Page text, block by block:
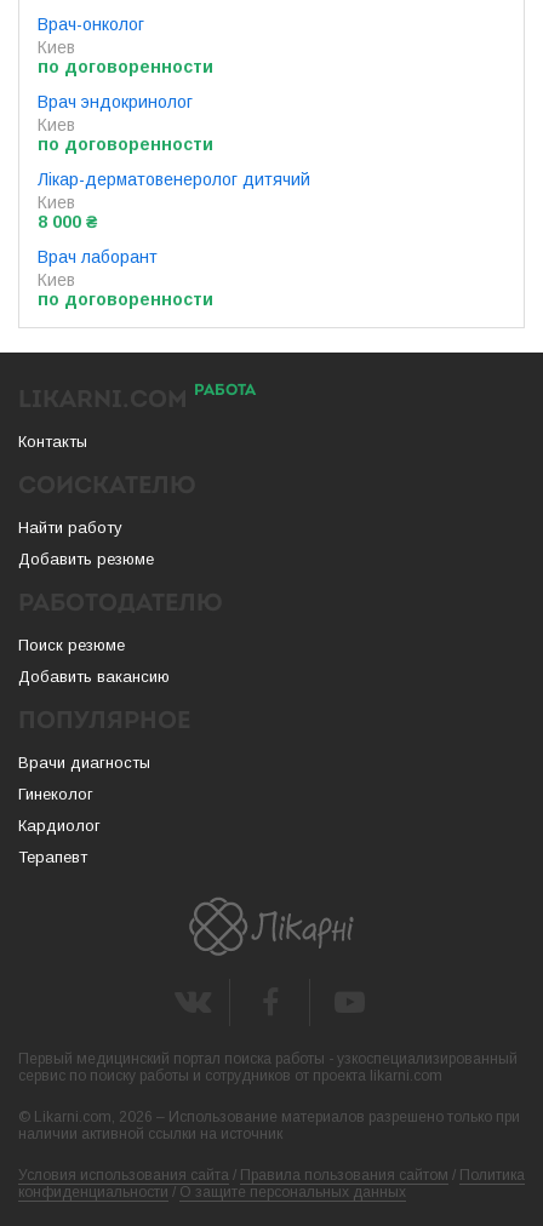
Врач-онколог
Киев
по договоренности
Врач эндокринолог
Киев
по договоренности
Лікар-дерматовенеролог дитячий
Киев
8 000 ₴
Врач лаборант
Киев
по договоренности
РАБОТА
Контакты
Найти работу
Добавить резюме
Поиск резюме
Добавить вакансию
Врачи диагносты
Гинеколог
Кардиолог
Терапевт
Первый медицинский портал поиска работы - узкоспециализированный
сервис по поиску работы и сотрудников от проекта likarni.com
© Likarni.com, 2026 – Использование материалов разрешено только при
наличии активной ссылки на источник
Условия использования сайта / Правила пользования сайтом / Политика
конфиденциальности / О защите персональных данных